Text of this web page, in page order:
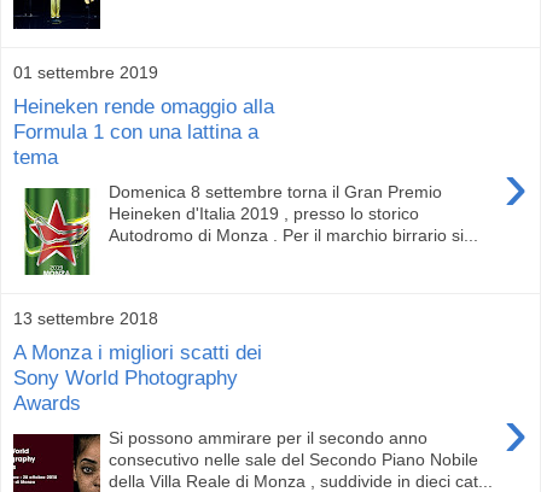
01 settembre 2019
Heineken rende omaggio alla
Formula 1 con una lattina a
tema
›
Domenica 8 settembre torna il Gran Premio
Heineken d'Italia 2019 , presso lo storico
Autodromo di Monza . Per il marchio birrario si...
13 settembre 2018
A Monza i migliori scatti dei
Sony World Photography
Awards
›
Si possono ammirare per il secondo anno
consecutivo nelle sale del Secondo Piano Nobile
della Villa Reale di Monza , suddivide in dieci cat...